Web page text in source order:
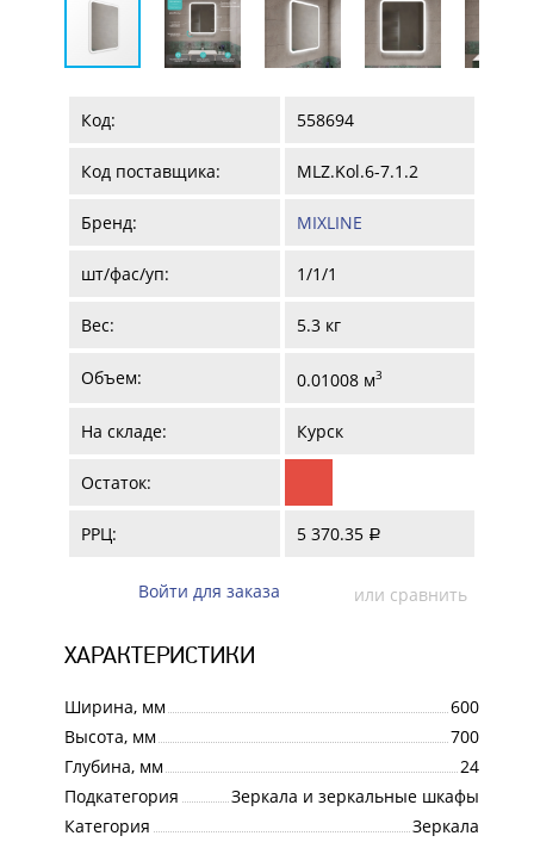
Код: 558694
Код поставщика: MLZ.Kol.6-7.1.2
Бренд: MIXLINE
шт/фас/уп: 1/1/1
Вес: 5.3 кг
Объем: 0.01008 м3
На складе: Курск
Остаток:
РРЦ: 5 370.35 a
Войти для заказа или сравнить
ХАРАКТЕРИСТИКИ
Ширина, мм
600
Высота, мм
700
Глубина, мм
24
Подкатегория
Зеркала и зеркальные шкафы
Категория
Зеркала